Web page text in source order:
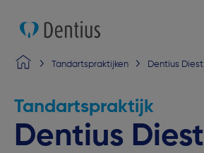
Tandartspraktijken Dentius Diest
Tandartspraktijk
Dentius Diest